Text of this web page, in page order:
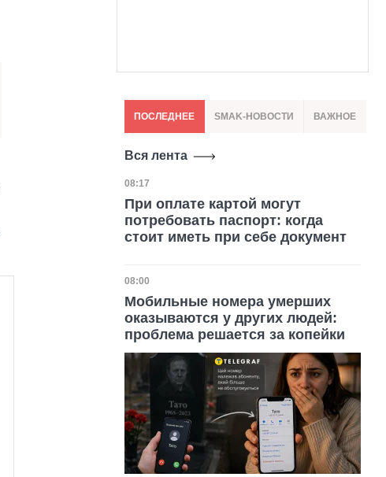
ПОСЛЕДНЕЕ SMAK-НОВОСТИ ВАЖНОЕ
Вся лента
Дата публикации
08:17
При оплате картой могут
потребовать паспорт: когда
стоит иметь при себе документ
Дата публикации
08:00
Мобильные номера умерших
оказываются у других людей:
проблема решается за копейки